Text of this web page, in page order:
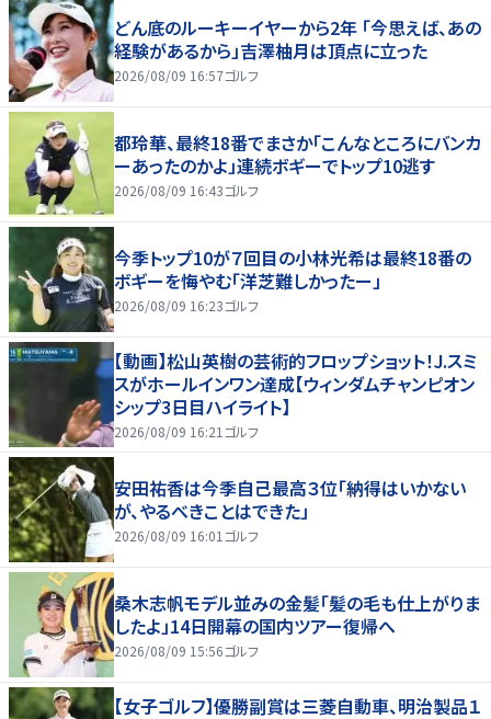
どん底のルーキーイヤーから2年 「今思えば、あの
経験があるから」吉澤柚月は頂点に立った
2026/08/09 16:57ゴルフ
都玲華、最終18番でまさか「こんなところにバンカ
ーあったのかよ」連続ボギーでトップ10逃す
2026/08/09 16:43ゴルフ
今季トップ10が７回目の小林光希は最終18番の
ボギーを悔やむ「洋芝難しかったー」
2026/08/09 16:23ゴルフ
【動画】松山英樹の芸術的フロップショット！J.スミ
スがホールインワン達成【ウィンダムチャンピオン
シップ3日目ハイライト】
2026/08/09 16:21 ゴルフ
安田祐香は今季自己最高３位「納得はいかない
が、やるべきことはできた」
2026/08/09 16:01 ゴルフ
桑木志帆モデル並みの金髪「髪の毛も仕上がりま
したよ」14日開幕の国内ツアー復帰へ
2026/08/09 15:56ゴルフ
【女子ゴルフ】優勝副賞は三菱自動車、明治製品１